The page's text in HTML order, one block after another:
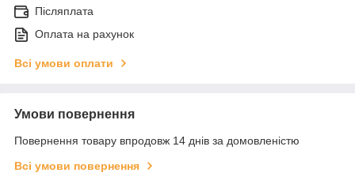
Післяплата
Оплата на рахунок
Всі умови оплати
Умови повернення
Повернення товару впродовж 14 днів за домовленістю
Всі умови повернення